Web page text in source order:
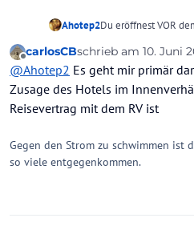
Ahotep2Du eröffnest VOR
WÄRE,wenn du
Frühstücksbuffet
zum Hotel und frage
Butterfass
Kellner vor Ort,dir
Offline
carlosCBschrieb am 10. Juni
zuletzt editiert von
@Ahotep2 Es geht mir primär
Zusage des Hotels im
Reisevertrag mit dem RV ist
Gegen den Strom zu schwimmen ist
so viele entgegenkommen.